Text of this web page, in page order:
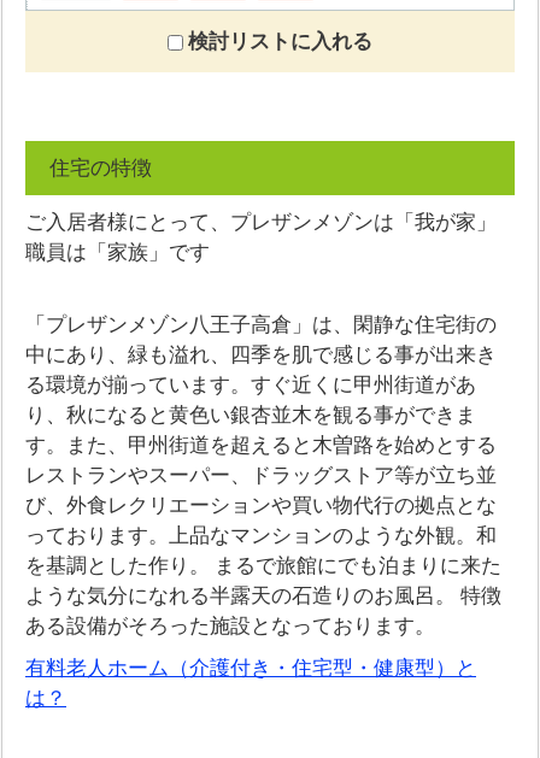
検討リストに入れる
住宅の特徴
ご入居者様にとって、プレザンメゾンは「我が家」
職員は「家族」です
「プレザンメゾン八王子高倉」は、閑静な住宅街の
中にあり、緑も溢れ、四季を肌で感じる事が出来き
る環境が揃っています。すぐ近くに甲州街道があ
り、秋になると黄色い銀杏並木を観る事ができま
す。また、甲州街道を超えると木曽路を始めとする
レストランやスーパー、ドラッグストア等が立ち並
び、外食レクリエーションや買い物代行の拠点とな
っております。上品なマンションのような外観。和
を基調とした作り。 まるで旅館にでも泊まりに来た
ような気分になれる半露天の石造りのお風呂。 特徴
ある設備がそろった施設となっております。
有料老人ホーム（介護付き・住宅型・健康型）と
は？